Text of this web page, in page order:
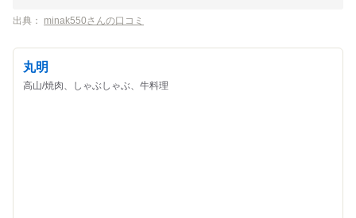
出典： minak550さんの口コミ
丸明
高山/焼肉、しゃぶしゃぶ、牛料理